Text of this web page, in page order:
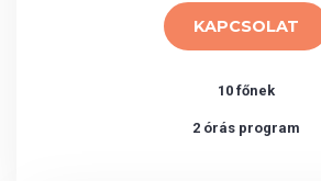
KAPCSOLAT
10 főnek
2 órás program